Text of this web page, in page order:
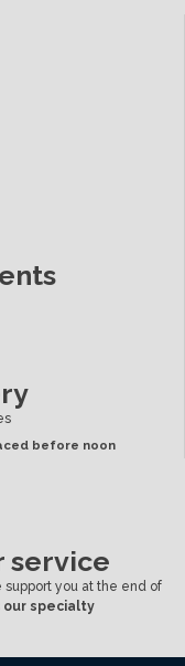
before noon
service
you at the end of
our specialty